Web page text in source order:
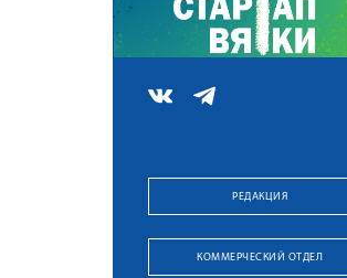
РЕДАКЦИЯ
КОММЕРЧЕСКИЙ ОТДЕЛ